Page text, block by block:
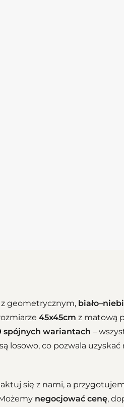
z geometrycznym,
45x45cm z matową
spójnych wariantach –
losowo, co pozwala uzyskać
się z nami, a
negocjować cenę,